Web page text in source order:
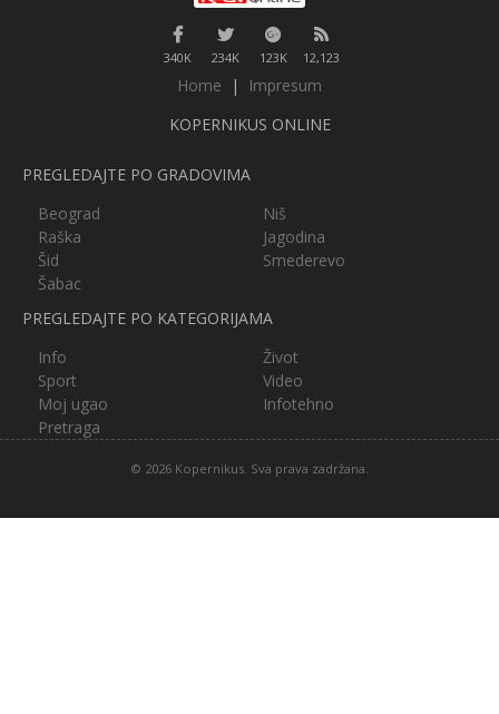
340K 234K 123K 12,123
Home |
Impresum
KOPERNIKUS ONLINE
PREGLEDAJTE PO GRADOVIMA
Beograd
Niš
Raška
Jagodina
Šid
Smederevo
Šabac
PREGLEDAJTE PO KATEGORIJAMA
Info
Život
Sport
Video
Moj ugao
Infotehno
Pretraga
© 2026 Kopernikus. Sva prava zadržana.